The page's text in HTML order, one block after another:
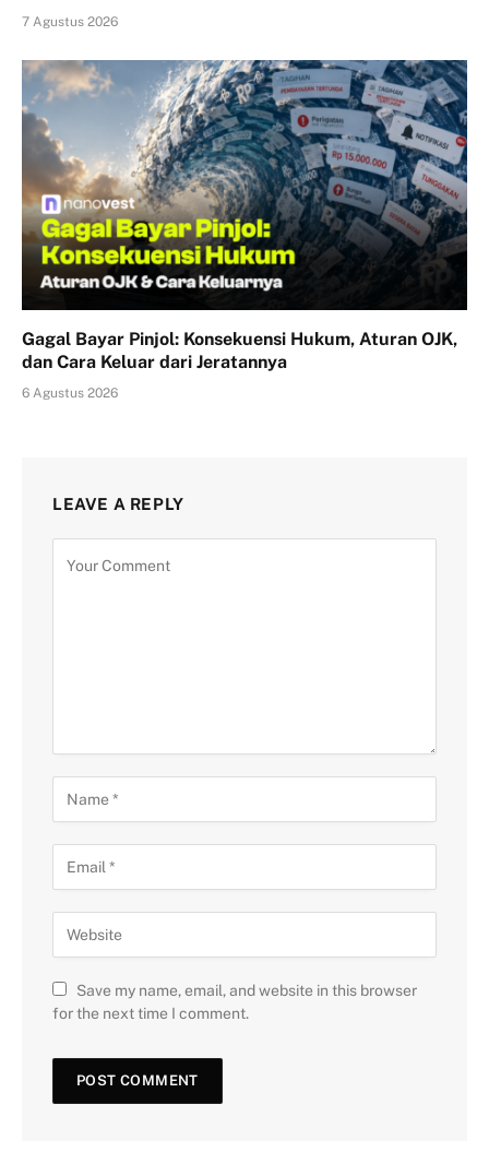
7 Agustus 2026
Gagal Bayar Pinjol: Konsekuensi Hukum, Aturan OJK,
dan Cara Keluar dari Jeratannya
6 Agustus 2026
LEAVE A REPLY
Save my name, email, and website in this browser
for the next time I comment.